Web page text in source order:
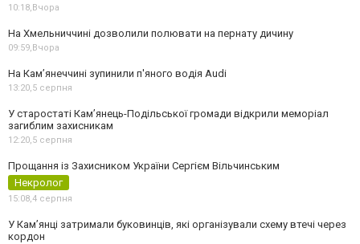
10:18,Вчора
На Хмельниччині дозволили полювати на пернату дичину
09:59,Вчора
На Камʼянеччині зупинили п'яного водія Audi
13:20,5 серпня
У старостаті Кам’янець-Подільської громади відкрили меморіал
загиблим захисникам
12:20,5 серпня
Прощання із Захисником України Сергієм Вільчинським
Некролог
15:08,4 серпня
У Кам’янці затримали буковинців, які організували схему втечі через
кордон